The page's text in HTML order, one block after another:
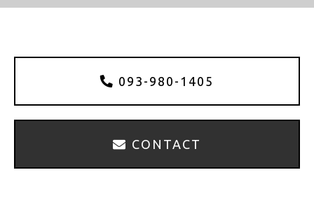
093-980-1405
CONTACT